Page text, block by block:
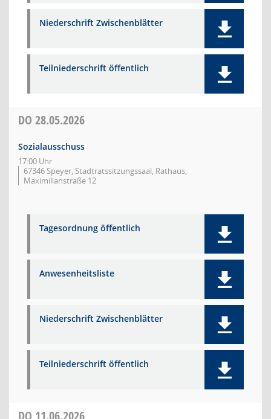
Niederschrift Zwischenblätter
Teilniederschrift öffentlich
DO 28.05.2026
Sozialausschuss
17:00 Uhr
67346 Speyer, Stadtratssitzungssaal, Rathaus,
Maximilianstraße 12
Tagesordnung öffentlich
Anwesenheitsliste
Niederschrift Zwischenblätter
Teilniederschrift öffentlich
DO 11.06.2026